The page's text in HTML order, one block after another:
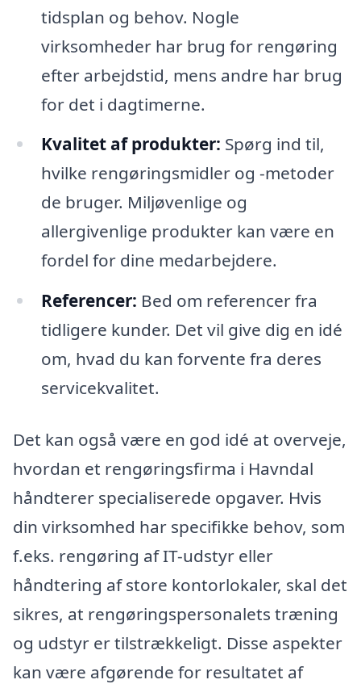
tidsplan og behov. Nogle
virksomheder har brug for rengøring
efter arbejdstid, mens andre har brug
for det i dagtimerne.
Kvalitet af produkter: Spørg ind til,
hvilke rengøringsmidler og -metoder
de bruger. Miljøvenlige og
allergivenlige produkter kan være en
fordel for dine medarbejdere.
Referencer: Bed om referencer fra
tidligere kunder. Det vil give dig en idé
om, hvad du kan forvente fra deres
servicekvalitet.
Det kan også være en god idé at overveje,
hvordan et rengøringsfirma i Havndal
håndterer specialiserede opgaver. Hvis
din virksomhed har specifikke behov, som
f.eks. rengøring af IT-udstyr eller
håndtering af store kontorlokaler, skal det
sikres, at rengøringspersonalets træning
og udstyr er tilstrækkeligt. Disse aspekter
kan være afgørende for resultatet af